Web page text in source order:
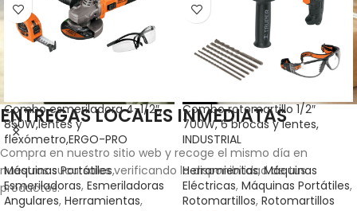
ENTREGAS LOCALES INMEDIATAS
Compra en nuestro sitio web y recoge el mismo día en
nuestras sucursales verificando la disponibilidad de tus
productos.
Combo esmeriladora 4-1/2″,
850W,lentes y
flexómetro,ERGO-PRO
Máquinas Portátiles,
Esmeriladoras, Esmeriladoras
Angulares, Herramientas,
Combo rotomartillo 1/2″
700W, 6 brocas y lentes,
INDUSTRIAL
Herramientas,Máquinas
Eléctricas, Máquinas Portátiles,
Rotomartillos, Rotomartillos